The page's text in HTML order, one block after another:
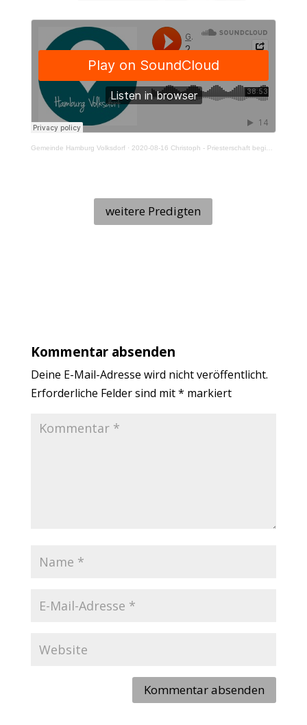
Gemeinde Hamburg Volksdorf· 2020-08-16 Christoph - Priesterschaft beginnt im Paradies
weitere Predigten
Kommentar absenden
Deine E-Mail-Adresse wird nicht veröffentlicht.
Erforderliche Felder sind mit* markiert